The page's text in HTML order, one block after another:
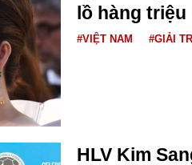
lồ hàng triệu
#VIỆT NAM #GIẢI TRÍ
HLV Kim